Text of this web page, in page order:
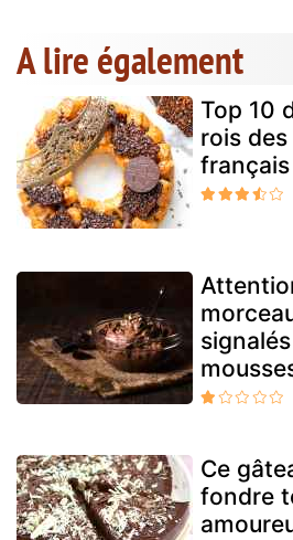
A lire également
Top 10
rois
Ce
fondre